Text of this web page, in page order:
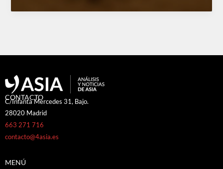
CONTACTO
C/Infanta Mercedes 31, Bajo.
28020 Madrid
663 271 716
contacto@4asia.es
MENÚ